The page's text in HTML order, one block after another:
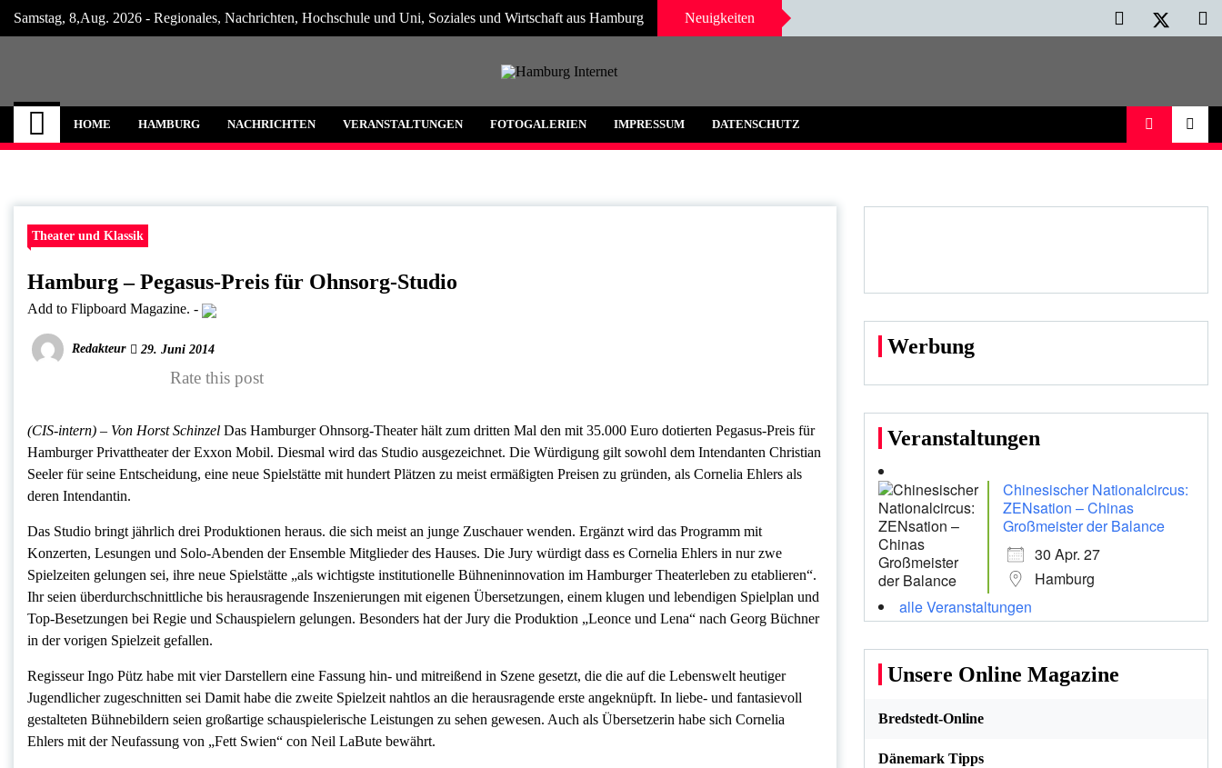
Skip
Samstag, 8,Aug. 2026 - Regionales, Nachrichten, Hochschule und Uni, Soziales und Wirtschaft aus Hamburg Neuigkeiten
Hamburg Internet
Neuigkeiten und Nachrichten aus Hamburg und Umgebung
HOME HAMBURG NACHRICHTEN VERANSTALTUNGEN FOTOGALERIEN IMPRESSUM DATENSCHUTZ
Theater und Klassik
Hamburg – Pegasus-Preis für Ohnsorg-Studio
Add to Flipboard Magazine. -
Redakteur 29. Juni 2014
Rate this post
(CIS-intern) – Von Horst Schinzel Das Hamburger Ohnsorg-Theater hält zum dritten Mal den mit 35.000 Euro dotierten Pegasus-Preis für
Hamburger Privattheater der Exxon Mobil. Diesmal wird das Studio ausgezeichnet. Die Würdigung gilt sowohl dem Intendanten Christian
Seeler für seine Entscheidung, eine neue Spielstätte mit hundert Plätzen zu meist ermäßigten Preisen zu gründen, als Cornelia Ehlers als
deren Intendantin.
Das Studio bringt jährlich drei Produktionen heraus. die sich meist an junge Zuschauer wenden. Ergänzt wird das Programm mit
Konzerten, Lesungen und Solo-Abenden der Ensemble Mitglieder des Hauses. Die Jury würdigt dass es Cornelia Ehlers in nur zwe
Spielzeiten gelungen sei, ihre neue Spielstätte „als wichtigste institutionelle Bühneninnovation im Hamburger Theaterleben zu etablieren“.
Ihr seien überdurchschnittliche bis herausragende Inszenierungen mit eigenen Übersetzungen, einem klugen und lebendigen Spielplan und
Top-Besetzungen bei Regie und Schauspielern gelungen. Besonders hat der Jury die Produktion „Leonce und Lena“ nach Georg Büchner
in der vorigen Spielzeit gefallen.
Regisseur Ingo Pütz habe mit vier Darstellern eine Fassung hin- und mitreißend in Szene gesetzt, die die auf die Lebenswelt heutiger
Jugendlicher zugeschnitten sei Damit habe die zweite Spielzeit nahtlos an die herausragende erste angeknüpft. In liebe- und fantasievoll
gestalteten Bühnebildern seien großartige schauspielerische Leistungen zu sehen gewesen. Auch als Übersetzerin habe sich Cornelia
Ehlers mit der Neufassung von „Fett Swien“ con Neil LaBute bewährt.
Werbung
Veranstaltungen
Chinesischer Nationalcircus:
ZENsation – Chinas
Großmeister der Balance
30 Apr. 27
Hamburg
alle Veranstaltungen
Unsere Online Magazine
Bredstedt-Online
Dänemark Tipps